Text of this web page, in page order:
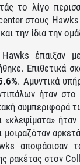
το λίγο
στους Hawks
την ίδια την
Hawks έπαιξαν
Επιθετικά
. Αμυντικά
ήταν στο
συμπεριφορά
«κλεψίματα»
μοιραζόταν
αποφάσισαν
ρακέτας στον